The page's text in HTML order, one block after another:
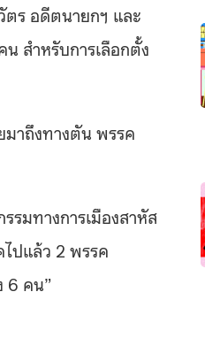
ตร อดีตนายกฯ และ
สำหรับการเลือกตั้ง
มาถึงทางตัน พรรค
รมทางการเมืองสาหัส
ปแล้ว 2 พรรค
6 คน”